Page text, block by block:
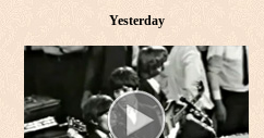
Yesterday